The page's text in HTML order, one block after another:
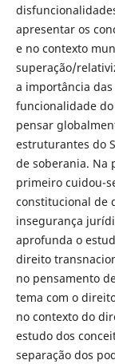
apresentar os
e no contexto
superação/
a importância
funcionalidade
pensar
estruturantes do
de soberania. Na
primeiro cuidou-
constitucional de
insegurança
aprofunda o
direito
no pensamento
tema com o
no contexto do
estudo dos
separação dos